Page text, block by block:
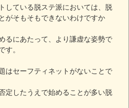
している脱ステ派においては、脱
がそもそもできないわけですか
るにあたって、より謙虚な姿勢で
す。
はセーフティネットがないことで
定したうえで始めることが多い脱